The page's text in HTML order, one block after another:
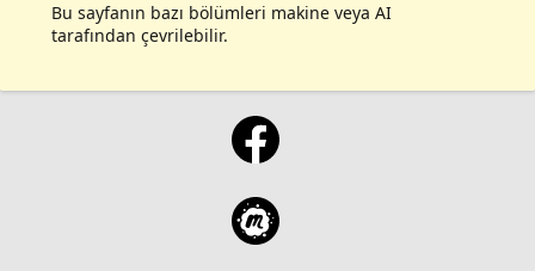
Bu sayfanın bazı bölümleri makine veya AI
tarafından çevrilebilir.